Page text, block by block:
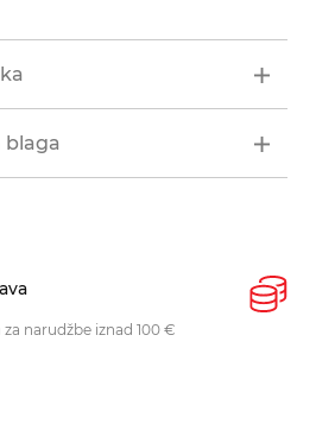
blaga
narudžbe iznad 100 €